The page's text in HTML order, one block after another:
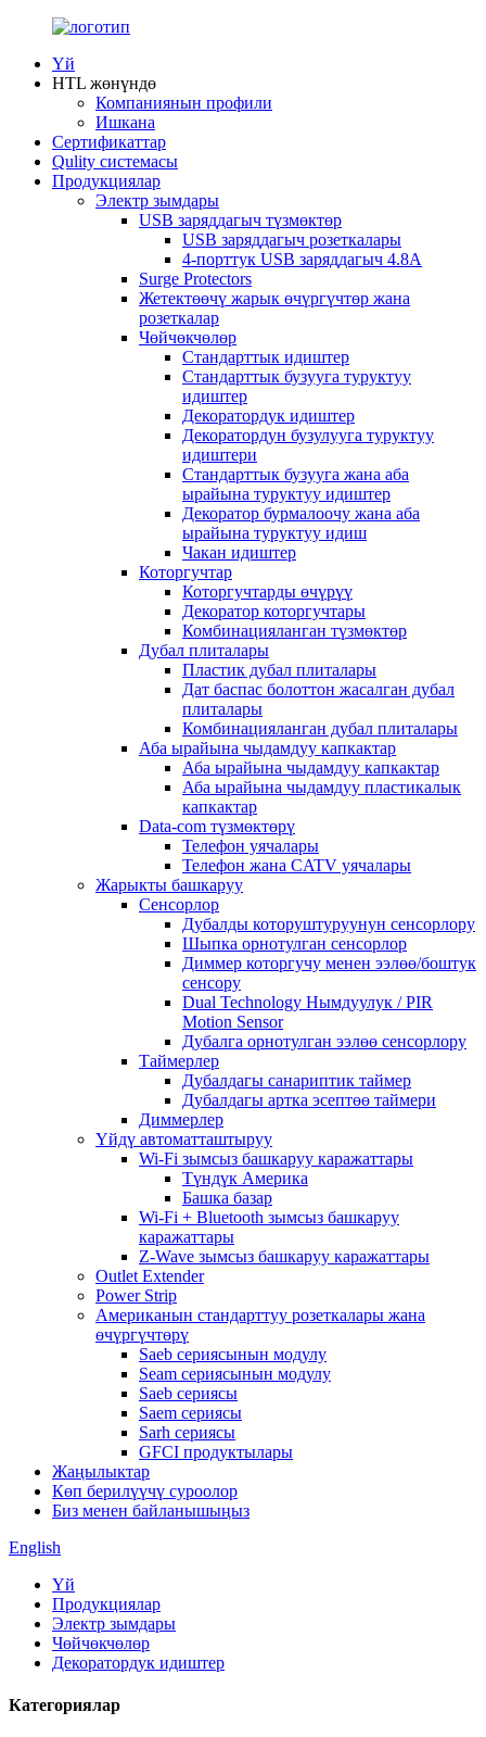
Үй
HTL жөнүндө
Компаниянын профили
Ишкана
Сертификаттар
Qulity системасы
Продукциялар
Электр зымдары
USB заряддагыч түзмөктөр
USB заряддагыч розеткалары
4-порттук USB заряддагыч 4.8A
Surge Protectors
Жетектөөчү жарык өчүргүчтөр жана
розеткалар
Чөйчөкчөлөр
Стандарттык идиштер
Стандарттык бузууга туруктуу
идиштер
Декоратордук идиштер
Декоратордун бузулууга туруктуу
идиштери
Стандарттык бузууга жана аба
ырайына туруктуу идиштер
Декоратор бурмалоочу жана аба
ырайына туруктуу идиш
Чакан идиштер
Которгучтар
Которгучтарды өчүрүү
Декоратор которгучтары
Комбинацияланган түзмөктөр
Дубал плиталары
Пластик дубал плиталары
Дат баспас болоттон жасалган дубал
плиталары
Комбинацияланган дубал плиталары
Аба ырайына чыдамдуу капкактар
Аба ырайына чыдамдуу капкактар
Аба ырайына чыдамдуу пластикалык
капкактар
Data-com түзмөктөрү
Телефон уячалары
Телефон жана CATV уячалары
Жарыкты башкаруу
Сенсорлор
Дубалды которуштуруунун сенсорлору
Шыпка орнотулган сенсорлор
Диммер которгучу менен ээлөө/боштук
сенсору
Dual Technology Нымдуулук / PIR
Motion Sensor
Дубалга орнотулган ээлөө сенсорлору
Таймерлер
Дубалдагы санариптик таймер
Дубалдагы артка эсептөө таймери
Диммерлер
Үйдү автоматташтыруу
Wi-Fi зымсыз башкаруу каражаттары
Түндүк Америка
Башка базар
Wi-Fi + Bluetooth зымсыз башкаруу
каражаттары
Z-Wave зымсыз башкаруу каражаттары
Outlet Extender
Power Strip
Американын стандарттуу розеткалары жана
өчүргүчтөрү
Saeb сериясынын модулу
Seam сериясынын модулу
Saeb сериясы
Saem сериясы
Sarh сериясы
GFCI продуктылары
Жаңылыктар
Көп берилүүчү суроолор
Биз менен байланышыңыз
English
Үй
Продукциялар
Электр зымдары
Чөйчөкчөлөр
Декоратордук идиштер
Категориялар